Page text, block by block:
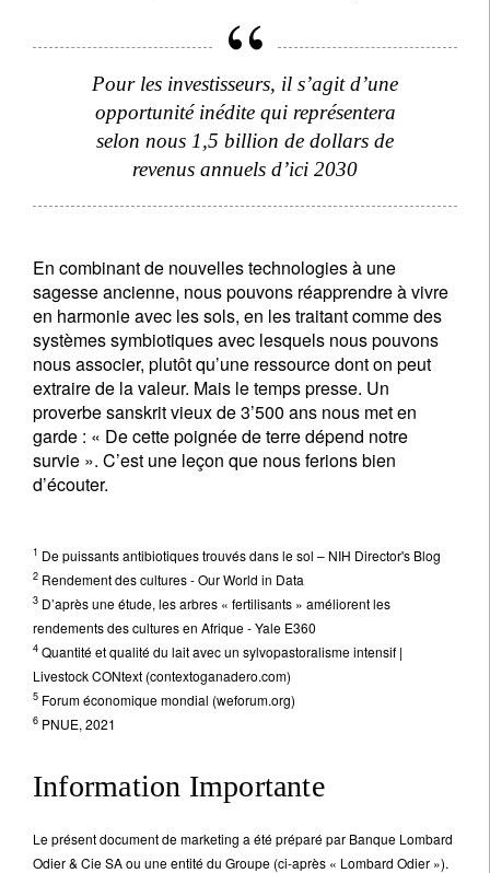
Pour les investisseurs, il s’agit d’une
opportunité inédite qui représentera
selon nous 1,5 billion de dollars de
revenus annuels d’ici 2030
En combinant de nouvelles technologies à une
sagesse ancienne, nous pouvons réapprendre à vivre
en harmonie avec les sols, en les traitant comme des
systèmes symbiotiques avec lesquels nous pouvons
nous associer, plutôt qu’une ressource dont on peut
extraire de la valeur. Mais le temps presse. Un
proverbe sanskrit vieux de 3’500 ans nous met en
garde : « De cette poignée de terre dépend notre
survie ». C’est une leçon que nous ferions bien
d’écouter.
1 De puissants antibiotiques trouvés dans le sol – NIH Director's Blog
2 Rendement des cultures - Our World in Data
3 D’après une étude, les arbres « fertilisants » améliorent les
rendements des cultures en Afrique - Yale E360
4 Quantité et qualité du lait avec un sylvopastoralisme intensif |
Livestock CONtext (contextoganadero.com)
5 Forum économique mondial (weforum.org)
6 PNUE, 2021
Information Importante
Le présent document de marketing a été préparé par Banque Lombard
Odier & Cie SA ou une entité du Groupe (ci-après « Lombard Odier »).